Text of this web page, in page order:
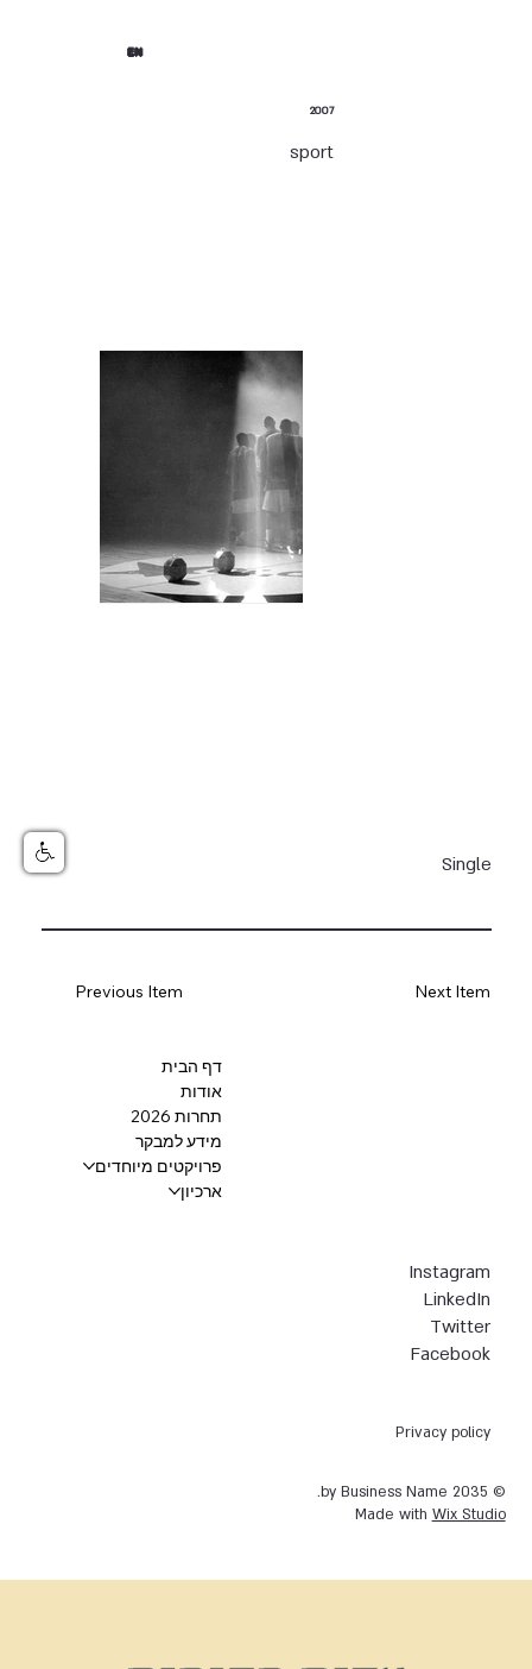
EN
2007
sport
Single
Next Item
Previous Item
Privacy policy
© 2035 by Business Name.
Made with Wix Studio
Instagram
LinkedIn
Twitter
Facebook
דף הבית
אודות
תחרות 2026
מידע למבקר
פרויקטים מיוחדים
ארכיון